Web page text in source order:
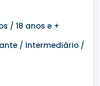
/ 18 anos e +
/ Intermediário /